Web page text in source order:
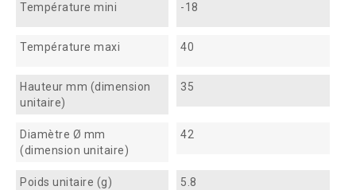
Température mini -18
Température maxi 40
Hauteur mm (dimension
unitaire)
35
Diamètre Ø mm
(dimension unitaire)
42
Poids unitaire (g) 5.8